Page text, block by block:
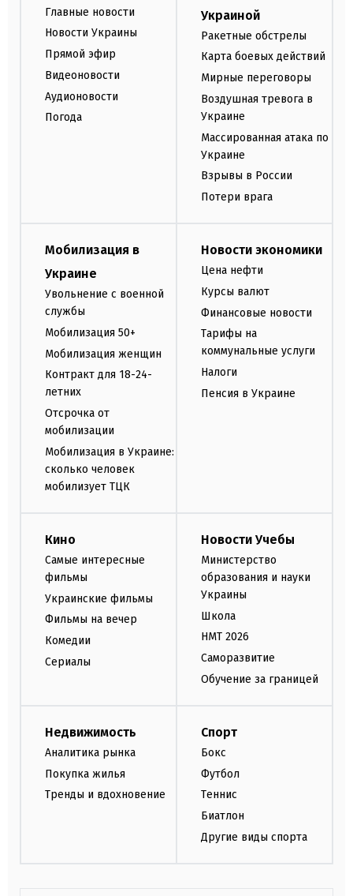
Главные новости
Новости Украины
Прямой эфир
Видеоновости
Аудионовости
Погода
Украиной
Ракетные обстрелы
Карта боевых действий
Мирные переговоры
Воздушная тревога в
Украине
Массированная атака по
Украине
Взрывы в России
Потери врага
Мобилизация в
Украине
Увольнение с военной
службы
Мобилизация 50+
Мобилизация женщин
Контракт для 18-24-
летних
Отсрочка от
мобилизации
Мобилизация в Украине:
сколько человек
мобилизует ТЦК
Новости экономики
Цена нефти
Курсы валют
Финансовые новости
Тарифы на
коммунальные услуги
Налоги
Пенсия в Украине
Кино
Самые интересные
фильмы
Украинские фильмы
Фильмы на вечер
Комедии
Сериалы
Новости Учебы
Министерство
образования и науки
Украины
Школа
НМТ 2026
Саморазвитие
Обучение за границей
Недвижимость
Аналитика рынка
Покупка жилья
Тренды и вдохновение
Спорт
Бокс
Футбол
Теннис
Биатлон
Другие виды спорта